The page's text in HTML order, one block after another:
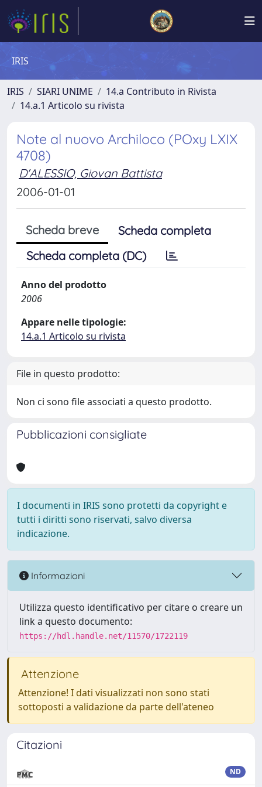
IRIS
IRIS SIARI UNIME
14.a Contributo in Rivista
14.a.1 Articolo su rivista
Note al nuovo Archiloco (POxy LXIX
4708)
D'ALESSIO, Giovan Battista
2006-01-01
Scheda breve
Scheda completa
Scheda completa (DC)
Anno del prodotto
2006
Appare nelle tipologie:
14.a.1 Articolo su rivista
File in questo prodotto:
Non ci sono file associati a questo prodotto.
Pubblicazioni consigliate
I documenti in IRIS sono protetti da copyright e
tutti i diritti sono riservati, salvo diversa
indicazione.
Informazioni
Utilizza questo identificativo per citare o creare un
link a questo documento:
https://hdl.handle.net/11570/1722119
Attenzione
Attenzione! I dati visualizzati non sono stati
sottoposti a validazione da parte dell'ateneo
Citazioni
ND